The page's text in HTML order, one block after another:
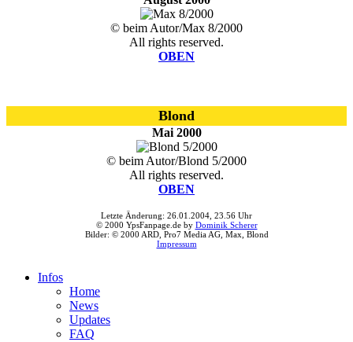
© beim Autor/Max 8/2000
All rights reserved.
OBEN
Blond
Mai 2000
© beim Autor/Blond 5/2000
All rights reserved.
OBEN
Letzte Änderung: 26.01.2004, 23.56 Uhr
© 2000 YpsFanpage.de by Dominik Scherer
Bilder: © 2000 ARD, Pro7 Media AG, Max, Blond
Impressum
Infos
Home
News
Updates
FAQ